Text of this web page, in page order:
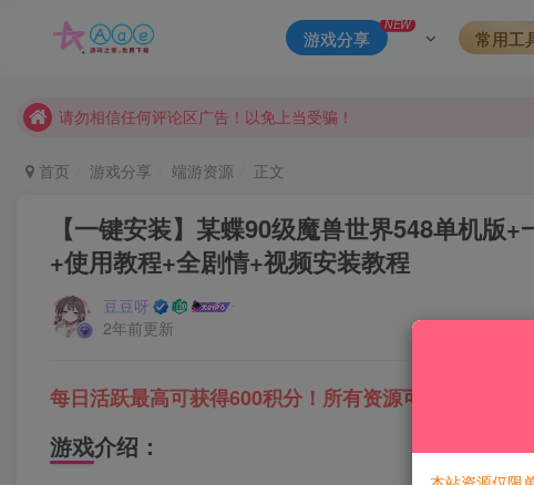
游戏分享
NEW
常用工
现在赞助会员享受专属折扣，详情点击此条公告。
本网站的文章部分内容可能来源于网络，仅供大家学习与参考，如有
首页 游戏分享 端游资源 正文
【一键安装】某蝶90级魔兽世界548单机
+使用教程+全剧情+视频安装教程
豆豆呀
2年前更新
每日活跃最高可获得600积分！所有资源可以使用积分
游戏介绍：